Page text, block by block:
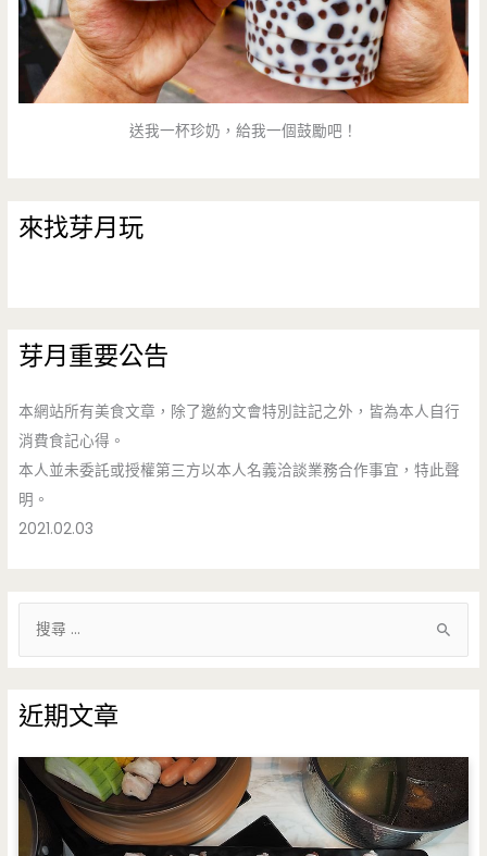
送我一杯珍奶，給我一個鼓勵吧！
來找芽月玩
芽月重要公告
本網站所有美食文章，除了邀約文會特別註記之外，皆為本人自行
消費食記心得。
本人並未委託或授權第三方以本人名義洽談業務合作事宜，特此聲
明。
2021.02.03
鍵
字
:
近期文章